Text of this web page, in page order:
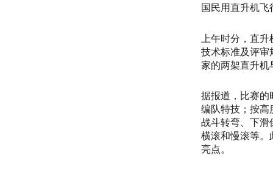
国民用直升机
上午时分，直
技术标准及评审
家的两架直升机
据报道，比赛的
编队特技；按高
战斗转弯、下滑
横滚和慢滚等。
亮点。